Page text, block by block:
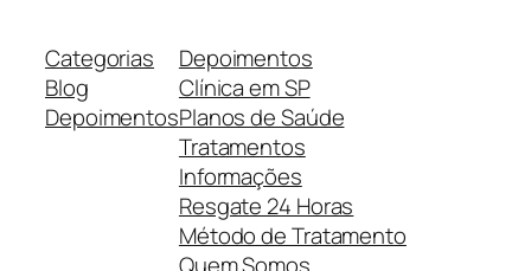
Categorias
Blog
Depoimentos
Depoimentos
Clínica em SP
Planos de Saúde
Tratamentos
Informações
Resgate 24 Horas
Método de Tratamento